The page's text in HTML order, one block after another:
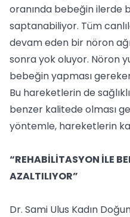
oranında bebeğin ilerde
saptanabiliyor. Tüm
devam eden bir nöron
sonra yok oluyor. Nöron
bebeğin yapması
Bu hareketlerin de
benzer kalitede olması
yöntemle, hareketlerin
“REHABİLİTASYON İLE
AZALTILIYOR”
Dr. Sami Ulus Kadın